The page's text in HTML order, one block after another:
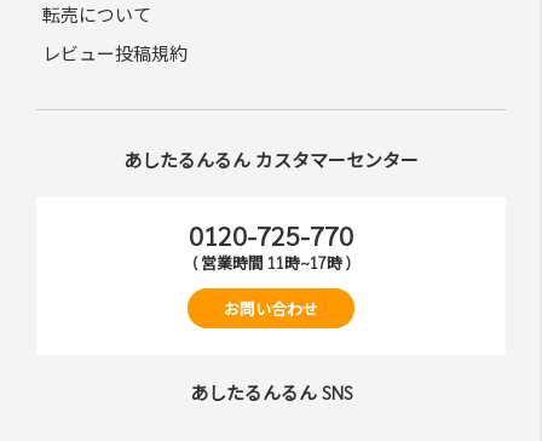
転売について
レビュー投稿規約
あしたるんるん カスタマーセンター
0120-725-770
( 営業時間 11時~17時 )
お問い合わせ
あしたるんるん SNS